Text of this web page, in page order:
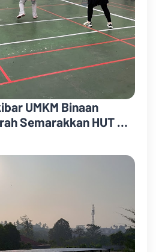
UMKM Binaan
Semarakkan HUT RI
IV